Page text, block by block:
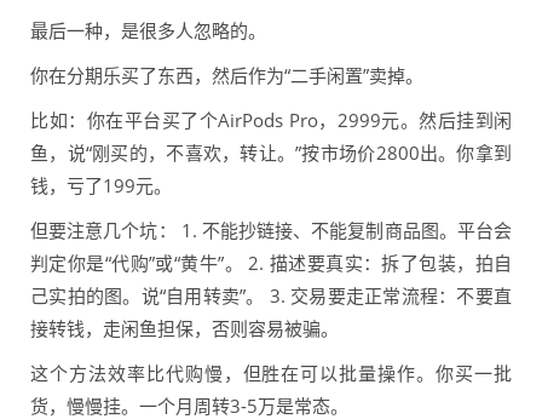
最后一种，是很多人忽略的。
你在分期乐买了东西，然后作为“二手闲置”卖掉。
比如：你在平台买了个AirPods Pro，2999元。然后挂到闲
鱼，说“刚买的，不喜欢，转让。”按市场价2800出。你拿到
钱，亏了199元。
但要注意几个坑： 1. 不能抄链接、不能复制商品图。平台会
判定你是“代购”或“黄牛”。 2. 描述要真实：拆了包装，拍自
己实拍的图。说“自用转卖”。 3. 交易要走正常流程：不要直
接转钱，走闲鱼担保，否则容易被骗。
这个方法效率比代购慢，但胜在可以批量操作。你买一批
货，慢慢挂。一个月周转3-5万是常态。